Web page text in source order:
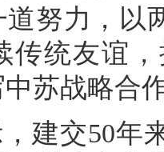
努力，以
传统友谊
苏战略合
建交50年